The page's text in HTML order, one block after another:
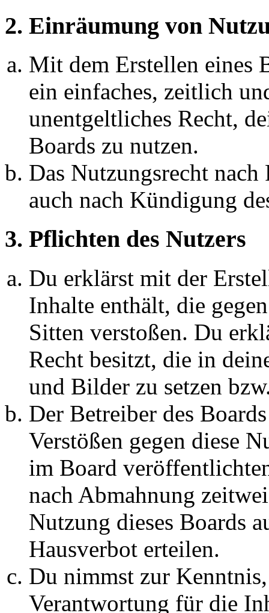
2. Einräumung von
Mit dem Erstellen eines
ein einfaches, zeitlich
unentgeltliches Recht,
Boards zu nutzen.
Das Nutzungsrecht
auch nach Kündigung
3. Pflichten des Nutzers
Du erklärst mit der
Inhalte enthält, die
Sitten verstoßen. Du
Recht besitzt, die in
und Bilder zu setzen
Der Betreiber des
Verstößen gegen diese
im Board
nach Abmahnung
Nutzung dieses Boards
Hausverbot erteilen.
Du nimmst zur
Verantwortung für die